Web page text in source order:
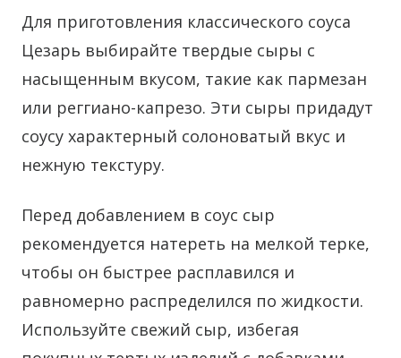
Для приготовления классического соуса
Цезарь выбирайте твердые сыры с
насыщенным вкусом, такие как пармезан
или реггиано-капрезо. Эти сыры придадут
соусу характерный солоноватый вкус и
нежную текстуру.
Перед добавлением в соус сыр
рекомендуется натереть на мелкой терке,
чтобы он быстрее расплавился и
равномерно распределился по жидкости.
Используйте свежий сыр, избегая